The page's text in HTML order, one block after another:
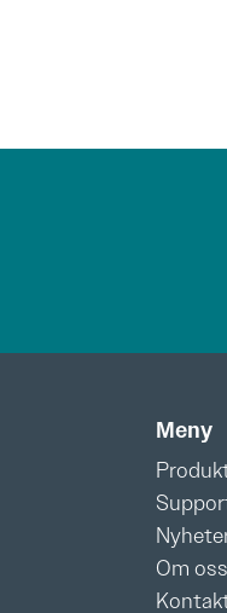
Meny
Om oss